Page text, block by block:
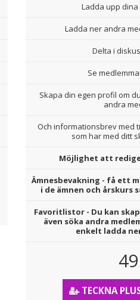
Ladda upp
Ladda ner andra
Delta i
Se
Skapa din egen profil om
andra
Och informationsbrev med
som har med ditt
Möjlighet att
Ämnesbevakning - få ett
i de ämnen och årskurs
Favoritlistor - Du kan
även söka andra
enkelt ladda
TECKNA